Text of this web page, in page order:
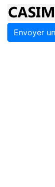
Envoyer